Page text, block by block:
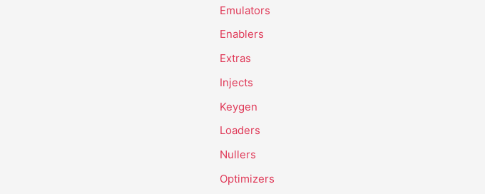
Emulators
Enablers
Extras
Injects
Keygen
Loaders
Nullers
Optimizers